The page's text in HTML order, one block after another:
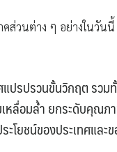
ส่วนต่าง ๆ อย่างในวันนี้
ปรปรวนขั้นวิกฤต รวม
เหลื่อมล้ำ ยกระดับคุณภ
โยชน์ของประเทศและ